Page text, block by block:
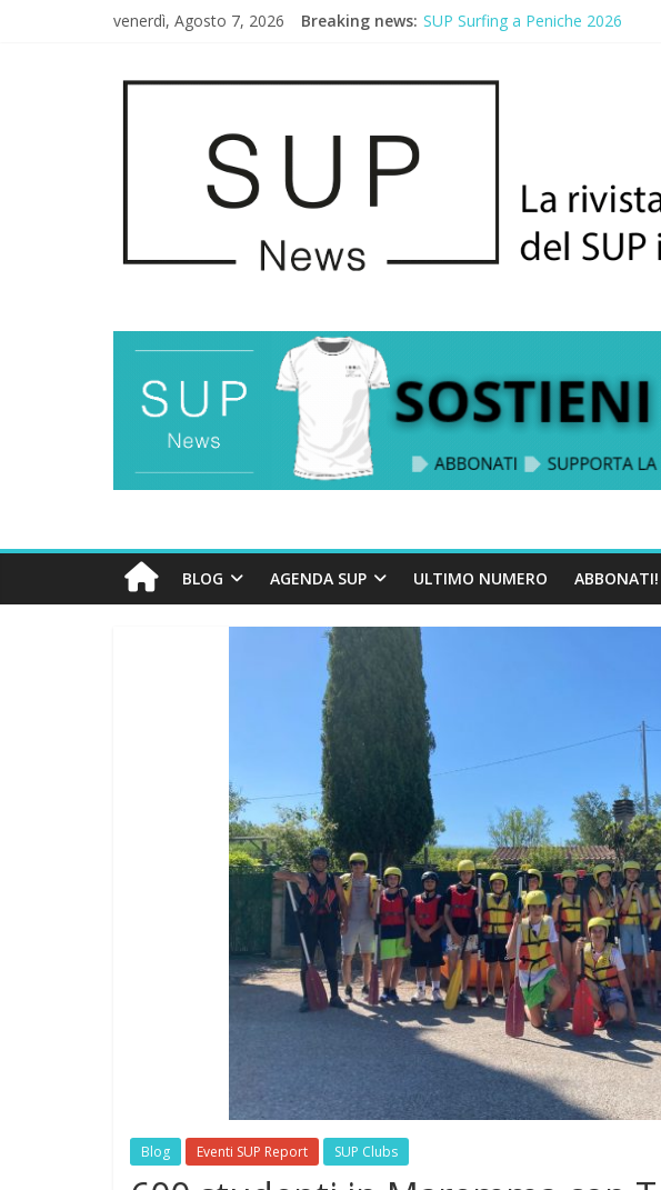
venerdì, Agosto 7, 2026 Breaking news: SUP Surfing a Peniche 2026
BLOG AGENDA SUP ULTIMO NUMERO ABBONATI!
Blog Eventi SUP Report SUP Clubs